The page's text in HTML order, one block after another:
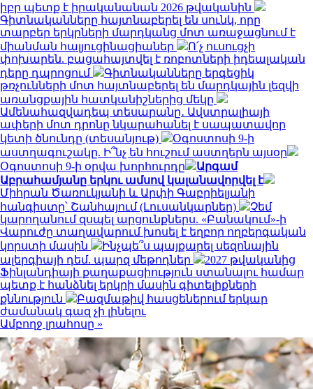
իբր պետք է իրականանան 2026 թվականին
Գիտնականները հայտնաբերել են սունկ, որը
տարբեր երկրների մարդկանց մոտ առաջացնում է
միանման հալյուցինացիաներ
Ո՛չ ուսուցչի
փոխարեն. բացահայտվել է ռոբոտների իդեալական
դերը դպրոցում
Գիտնականները երգեցիկ
թռչունների մոտ հայտնաբերել են մարդկային լեզվի
առանցքային հատկանիշներից մեկը
Ամենահազվադեպ տեսարանը․ Ավստրալիայի
ափերի մոտ դրոնը նկարահանել է սապատավոր
կետի ծնունդը (տեսանյութ)
Օգոստոսի 9-ի
աստղագուշակը. Ի՞նչ են հուշում աստղերն այսօր
Օգոստոսի 9-ի օրվա խորհուրդը
Արգամ
Աբրահամյանը երկու ամսով կալանավորվել է
Միհրան Ծառուկյանի և Արփի Գաբրիելյանի
հանգիստը՝ Շանհայում (Լուսանկարներ)
Չեմ
կարողանում զսպել արցունքներս. «Բանակում»-ի
Վարուժը տաղավարում խոսել է եղբոր ողբերգական
կորստի մասին
Ինչպե՞ս պայքարել սեզոնային
ալերգիայի դեմ. պարզ մեթոդներ
2027 թվականից
Ֆինլանդիայի քաղաքացիություն ստանալու համար
պետք է հանձնել երկրի մասին գիտելիքների
քննություն
Բազմաթիվ հասցեներում երկար
ժամանակ գազ չի լինելու
Ամբողջ լրահոսը »